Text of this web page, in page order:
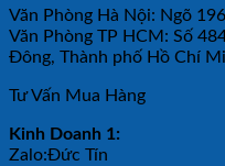
Văn Phòng Hà Nội: Ngõ
Văn Phòng TP HCM: Số
Đông, Thành phố Hồ Chí
Tư Vấn Mua Hàng
Kinh Doanh 1:
Zalo:Đức Tín